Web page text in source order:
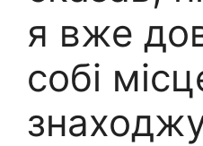
я вже
собі